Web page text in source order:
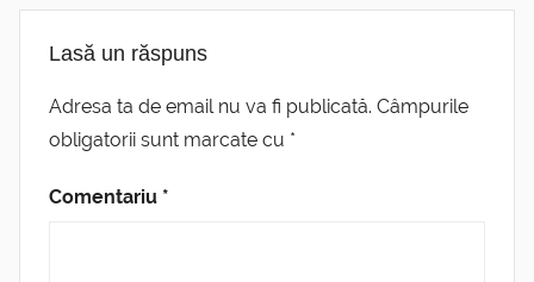
Lasă un răspuns
Adresa ta de email nu va fi publicată. Câmpurile
obligatorii sunt marcate cu *
Comentariu *